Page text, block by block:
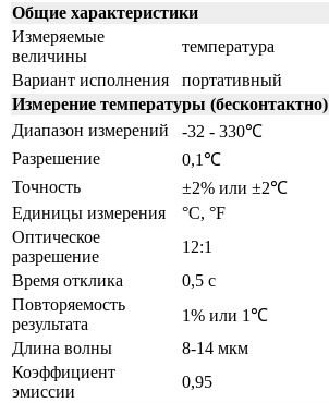
Общие характеристики
Измеряемые
величины
температура
Вариант исполнения
портативный
Измерение температуры (бесконтактно)
Диапазон измерений
-32 - 330℃
Разрешение
0,1℃
Точность
±2% или ±2℃
Единицы измерения
°C, °F
Оптическое
разрешение
12:1
Время отклика
0,5 с
Повторяемость
результата
1% или 1℃
Длина волны
8-14 мкм
Коэффициент
эмиссии
0,95